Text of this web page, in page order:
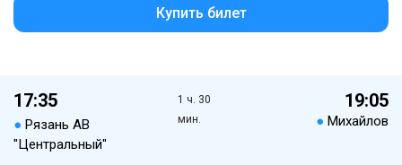
Купить билет
17:35
● Рязань АВ
"Центральный"
1 ч. 30
мин.
19:05
● Михайлов